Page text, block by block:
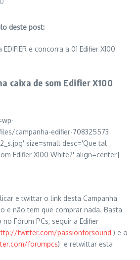
deste post:
e concorra a 01 Edifier X100
caixa de som Edifier X100
e twittar o link desta Campanha
e não tem que comprar nada. Basta
Fórum PCs, seguir a Edifier
twitter.com/passionforsound ) e o
forumpcs) e retwittar esta